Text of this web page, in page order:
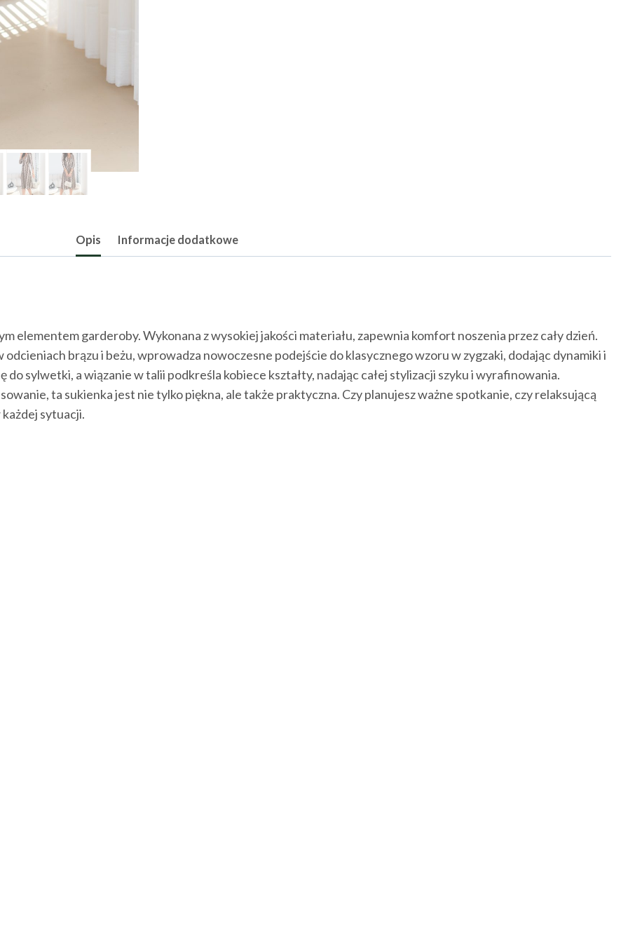
Opis Informacje dodatkowe
elementem garderoby. Wykonana z wysokiej jakości materiału, zapewnia komfort noszenia przez cały dzień.
brązu i beżu, wprowadza nowoczesne podejście do klasycznego wzoru w zygzaki, dodając dynamiki i
sylwetki, a wiązanie w talii podkreśla kobiece kształty, nadając całej stylizacji szyku i wyrafinowania.
ta sukienka jest nie tylko piękna, ale także praktyczna. Czy planujesz ważne spotkanie, czy relaksującą
sytuacji.